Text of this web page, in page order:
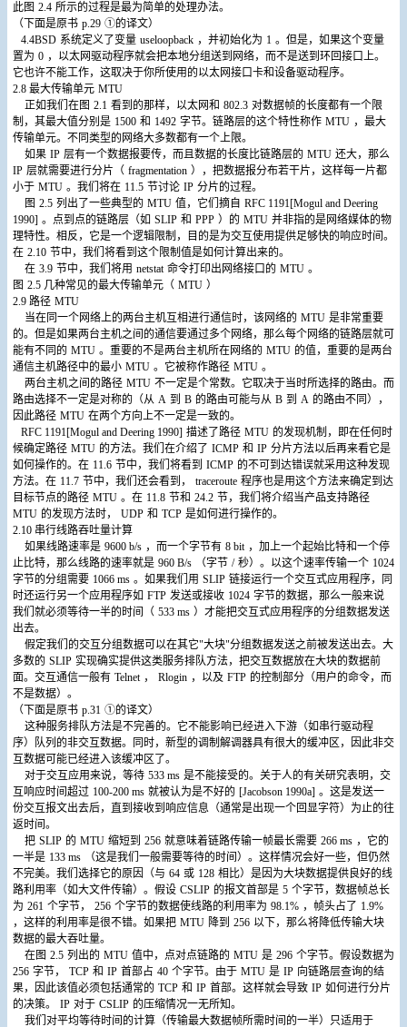
此图 2.4 所示的过程是最为简单的处理办法。
（下面是原书 p.29 ①的译文）
4.4BSD 系统定义了变量 useloopback ，并初始化为 1 。但是，如果这个变量
置为 0 ，以太网驱动程序就会把本地分组送到网络，而不是送到环回接口上。
它也许不能工作，这取决于你所使用的以太网接口卡和设备驱动程序。
2.8 最大传输单元 MTU
正如我们在图 2.1 看到的那样，以太网和 802.3 对数据帧的长度都有一个限
制，其最大值分别是 1500 和 1492 字节。链路层的这个特性称作 MTU ，最大
传输单元。不同类型的网络大多数都有一个上限。
如果 IP 层有一个数据报要传，而且数据的长度比链路层的 MTU 还大，那么
IP 层就需要进行分片（ fragmentation ），把数据报分布若干片，这样每一片都
小于 MTU 。我们将在 11.5 节讨论 IP 分片的过程。
图 2.5 列出了一些典型的 MTU 值，它们摘自 RFC 1191[Mogul and Deering
1990] 。点到点的链路层（如 SLIP 和 PPP ）的 MTU 并非指的是网络媒体的物
理特性。相反，它是一个逻辑限制，目的是为交互使用提供足够快的响应时间。
在 2.10 节中，我们将看到这个限制值是如何计算出来的。
在 3.9 节中，我们将用 netstat 命令打印出网络接口的 MTU 。
图 2.5 几种常见的最大传输单元（ MTU ）
2.9 路径 MTU
当在同一个网络上的两台主机互相进行通信时，该网络的 MTU 是非常重要
的。但是如果两台主机之间的通信要通过多个网络，那么每个网络的链路层就可
能有不同的 MTU 。重要的不是两台主机所在网络的 MTU 的值，重要的是两台
通信主机路径中的最小 MTU 。它被称作路径 MTU 。
两台主机之间的路径 MTU 不一定是个常数。它取决于当时所选择的路由。而
路由选择不一定是对称的（从 A 到 B 的路由可能与从 B 到 A 的路由不同），
因此路径 MTU 在两个方向上不一定是一致的。
RFC 1191[Mogul and Deering 1990] 描述了路径 MTU 的发现机制，即在任何时
候确定路径 MTU 的方法。我们在介绍了 ICMP 和 IP 分片方法以后再来看它是
如何操作的。在 11.6 节中，我们将看到 ICMP 的不可到达错误就采用这种发现
方法。在 11.7 节中，我们还会看到， traceroute 程序也是用这个方法来确定到达
目标节点的路径 MTU 。在 11.8 节和 24.2 节，我们将介绍当产品支持路径
MTU 的发现方法时， UDP 和 TCP 是如何进行操作的。
2.10 串行线路吞吐量计算
如果线路速率是 9600 b/s ，而一个字节有 8 bit ，加上一个起始比特和一个停
止比特，那么线路的速率就是 960 B/s （字节 / 秒）。以这个速率传输一个 1024
字节的分组需要 1066 ms 。如果我们用 SLIP 链接运行一个交互式应用程序，同
时还运行另一个应用程序如 FTP 发送或接收 1024 字节的数据，那么一般来说
我们就必须等待一半的时间（ 533 ms ）才能把交互式应用程序的分组数据发送
出去。
假定我们的交互分组数据可以在其它"大块"分组数据发送之前被发送出去。大
多数的 SLIP 实现确实提供这类服务排队方法，把交互数据放在大块的数据前
面。交互通信一般有 Telnet ， Rlogin ，以及 FTP 的控制部分（用户的命令，而
不是数据）。
（下面是原书 p.31 ①的译文）
这种服务排队方法是不完善的。它不能影响已经进入下游（如串行驱动程
序）队列的非交互数据。同时，新型的调制解调器具有很大的缓冲区，因此非交
互数据可能已经进入该缓冲区了。
对于交互应用来说，等待 533 ms 是不能接受的。关于人的有关研究表明，交
互响应时间超过 100-200 ms 就被认为是不好的 [Jacobson 1990a] 。这是发送一
份交互报文出去后，直到接收到响应信息（通常是出现一个回显字符）为止的往
返时间。
把 SLIP 的 MTU 缩短到 256 就意味着链路传输一帧最长需要 266 ms ，它的
一半是 133 ms
（这是我们一般需要等待的时间）。这样情况会好一些，但仍然
不完美。我们选择它的原因（与 64 或 128 相比）是因为大块数据提供良好的线
路利用率（如大文件传输）。假设 CSLIP 的报文首部是 5 个字节，数据帧总长
为 261 个字节， 256 个字节的数据使线路的利用率为 98.1% ，帧头占了 1.9%
，这样的利用率是很不错。如果把 MTU 降到 256 以下，那么将降低传输大块
数据的最大吞吐量。
在图 2.5 列出的 MTU 值中，点对点链路的 MTU 是 296 个字节。假设数据为
256 字节， TCP 和 IP 首部占 40 个字节。由于 MTU 是 IP 向链路层查询的结
果，因此该值必须包括通常的 TCP 和 IP 首部。这样就会导致 IP 如何进行分片
的决策。
IP 对于 CSLIP 的压缩情况一无所知。
我们对平均等待时间的计算（传输最大数据帧所需时间的一半）只适用于